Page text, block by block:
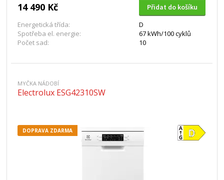
14 490 Kč
Přidat do košíku
Energetická třída:
D
Spotřeba el. energie:
67 kWh/100 cyklů
Počet sad:
10
MYČKA NÁDOBÍ
Electrolux ESG42310SW
DOPRAVA ZDARMA